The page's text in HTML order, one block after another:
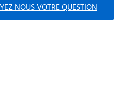
NOUS VOTRE QUESTION